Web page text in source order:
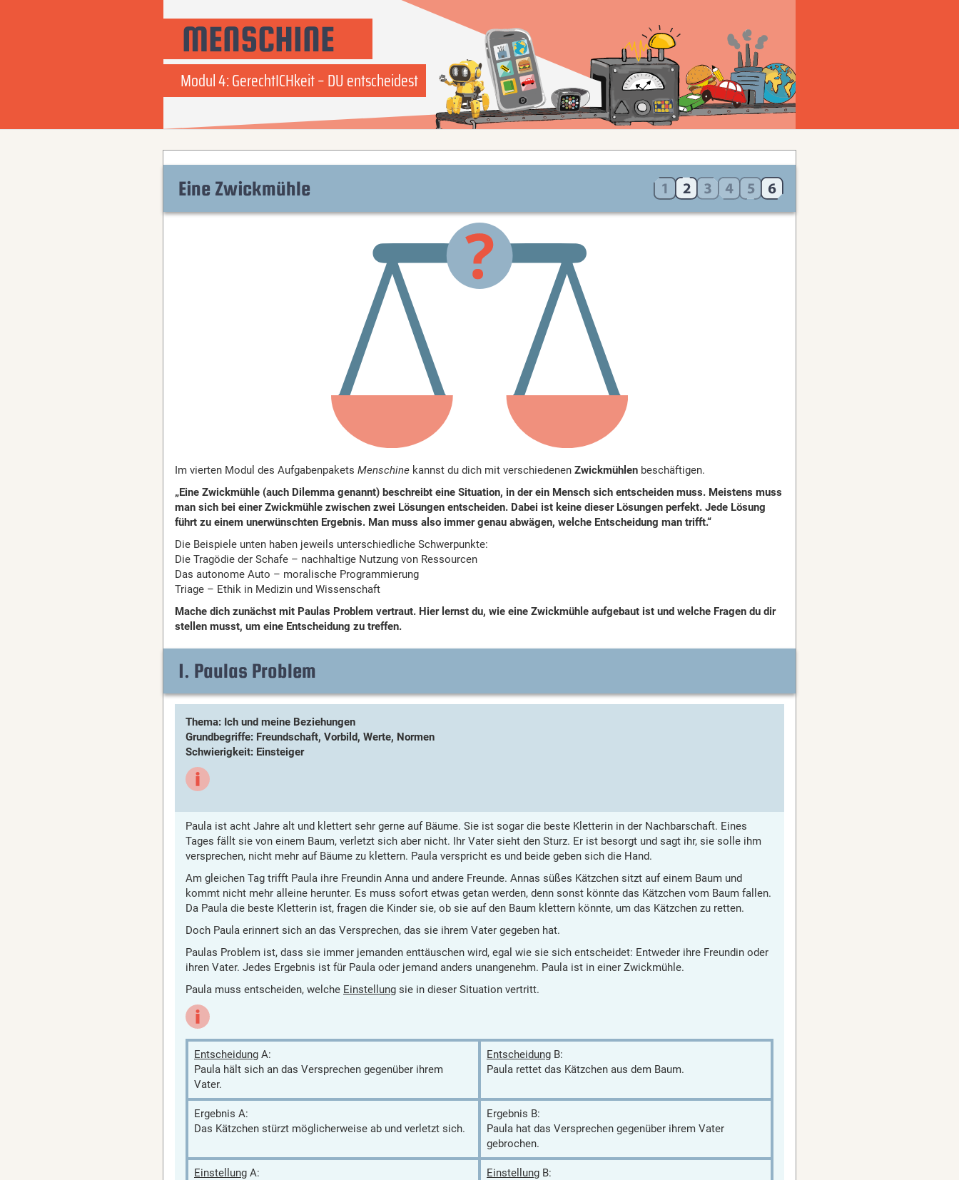
MENSCHINE
Modul 4: GerechtICHkeit – DU entscheidest
Eine Zwickmühle
Im vierten Modul des Aufgabenpakets Menschine kannst du dich mit verschiedenen Zwickmühlen beschäftigen.
„Eine Zwickmühle (auch Dilemma genannt) beschreibt eine Situation, in der ein Mensch sich entscheiden muss. Meistens muss
man sich bei einer Zwickmühle zwischen zwei Lösungen entscheiden. Dabei ist keine dieser Lösungen perfekt. Jede Lösung
führt zu einem unerwünschten Ergebnis. Man muss also immer genau abwägen, welche Entscheidung man trifft.“
Die Beispiele unten haben jeweils unterschiedliche Schwerpunkte:
Die Tragödie der Schafe – nachhaltige Nutzung von Ressourcen
Das autonome Auto – moralische Programmierung
Triage – Ethik in Medizin und Wissenschaft
Mache dich zunächst mit Paulas Problem vertraut. Hier lernst du, wie eine Zwickmühle aufgebaut ist und welche Fragen du dir
stellen musst, um eine Entscheidung zu treffen.
1. Paulas Problem
Thema: Ich und meine Beziehungen
Grundbegriffe: Freundschaft, Vorbild, Werte, Normen
Schwierigkeit: Einsteiger
Paula ist acht Jahre alt und klettert sehr gerne auf Bäume. Sie ist sogar die beste Kletterin in der Nachbarschaft. Eines
Tages fällt sie von einem Baum, verletzt sich aber nicht. Ihr Vater sieht den Sturz. Er ist besorgt und sagt ihr, sie solle ihm
versprechen, nicht mehr auf Bäume zu klettern. Paula verspricht es und beide geben sich die Hand.
Am gleichen Tag trifft Paula ihre Freundin Anna und andere Freunde. Annas süßes Kätzchen sitzt auf einem Baum und
kommt nicht mehr alleine herunter. Es muss sofort etwas getan werden, denn sonst könnte das Kätzchen vom Baum fallen.
Da Paula die beste Kletterin ist, fragen die Kinder sie, ob sie auf den Baum klettern könnte, um das Kätzchen zu retten.
Doch Paula erinnert sich an das Versprechen, das sie ihrem Vater gegeben hat.
Paulas Problem ist, dass sie immer jemanden enttäuschen wird, egal wie sie sich entscheidet: Entweder ihre Freundin oder
ihren Vater. Jedes Ergebnis ist für Paula oder jemand anders unangenehm. Paula ist in einer Zwickmühle.
Paula muss entscheiden, welche Einstellung sie in dieser Situation vertritt.
Entscheidung A:
Paula hält sich an das Versprechen gegenüber ihrem
Vater.
Entscheidung B:
Paula rettet das Kätzchen aus dem Baum.
Ergebnis A:
Das Kätzchen stürzt möglicherweise ab und verletzt sich.
Ergebnis B:
Paula hat das Versprechen gegenüber ihrem Vater
gebrochen.
Einstellung A:
Einstellung B: